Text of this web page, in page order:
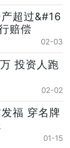
超过&#16
赔偿
02-03
投资人跑
02-02
福 穿名牌
01-15